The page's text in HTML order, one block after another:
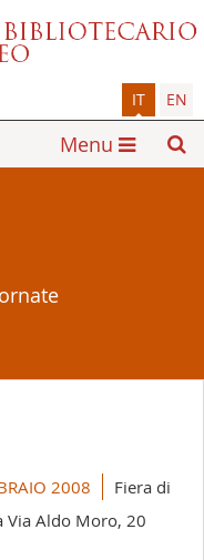
IT EN
Menu
2008
Fiera di
Via Aldo Moro, 20